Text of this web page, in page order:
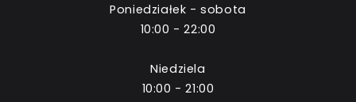
Poniedziałek - sobota
10:00 - 22:00
Niedziela
10:00 - 21:00